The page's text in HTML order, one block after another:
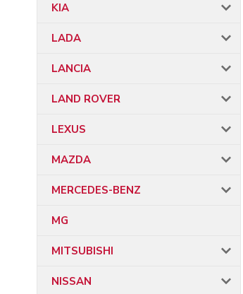
KIA
LADA
LANCIA
LAND ROVER
LEXUS
MAZDA
MERCEDES-BENZ
MG
MITSUBISHI
NISSAN